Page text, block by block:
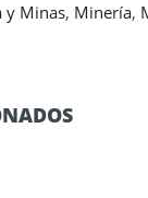
y Minas, Minería,